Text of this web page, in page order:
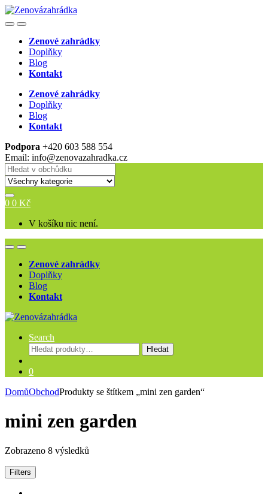
Skip
to
Skip
to
OpenClose
Zenové zahrádky
Doplňky
Blog
Kontakt
Zenové zahrádky
Doplňky
Blog
Kontakt
Podpora +420 603 588 554
Email: info@zenovazahradka.cz
Search
for:
0 0 Kč
V košíku nic není.
OpenClose
Zenové zahrádky
Doplňky
Blog
Kontakt
Search
Hledat:
Hledat
0
DomůObchodProdukty se štítkem „mini zen garden“
mini zen garden
Zobrazeno 8 výsledků
Filters